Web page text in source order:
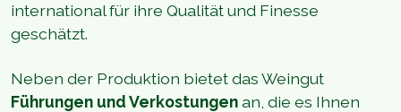
international für ihre Qualität und Finesse
geschätzt.
Neben der Produktion bietet das Weingut
Führungen und Verkostungenan, die es Ihnen